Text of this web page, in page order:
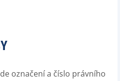
označení a číslo právního